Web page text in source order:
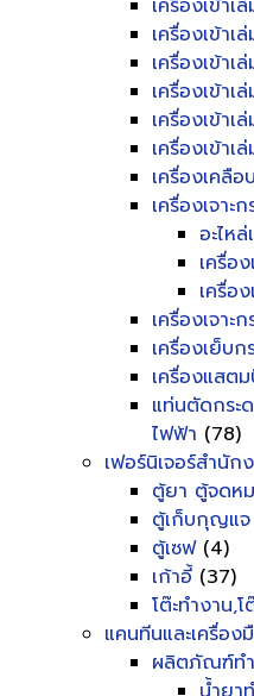
เครื่องเข้าเ
เครื่องเข้า
เครื่องเข้าเ
เครื่องเข้า
เครื่องเข้าเ
เครื่องเข้าเ
เครื่องเคลื
เครื่องเจาะ
อะไหล่
เครื่อ
เครื่อ
เครื่องเจาะ
เครื่องเย็บ
เครื่องแสต
แท่นตัดกระ
ไฟฟ้า (78)
เฟอร์นิเจอร์สำนัก
ตู้ยา ตู้จดห
ตู้เก็บกุญแจ
ตู้เซฟ(4)
เก้าอี้ (37)
โต๊ะทำงาน,โ
แคนทีนและเครื่อง
ผลิตภัณฑ์ทำ